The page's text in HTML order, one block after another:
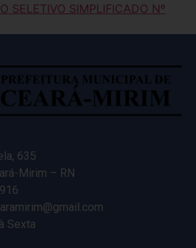
SELETIVO SIMPLIFICADO Nº
635
Mirim – RN
Sexta